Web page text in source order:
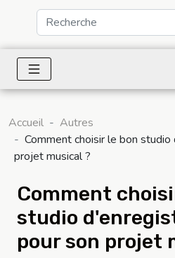
Accueil
Autres
Comment choisir le bon
projet musical ?
Comment
studio
pour son projet